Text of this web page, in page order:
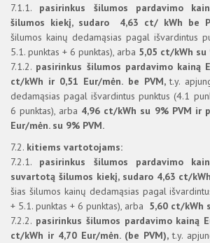
7.1.1. pasirinkus šilumos pardavimo
šilumos kiekį, sudaro 4,63 ct/ kWh be
šilumos kainų dedamąsias pagal išvardintus
5.1. punktas + 6 punktas), arba 5,05 ct/kWh su
7.1.2. pasirinkus šilumos pardavimo kainą
ct/kWh ir 0,51 Eur/mėn. be PVM,t.y.
dedamąsias pagal išvardintus punktus (4.1
6 punktas), arba 4,96 ct/kWh su 9% PVM ir
Eur/mėn. su 9% PVM.
7.2. kitiems vartotojams:
7.2.1. pasirinkus šilumos pardavimo
suvartotą šilumos kiekį, sudaro 4,63 ct/
šias šilumos kainų dedamąsias pagal
+ 5.1. punktas + 6 punktas), arba 5,60 ct/kWh
7.2.2. pasirinkus šilumos pardavimo kainą
ct/kWh ir 4,70 Eur/mėn. (be PVM),t.y.